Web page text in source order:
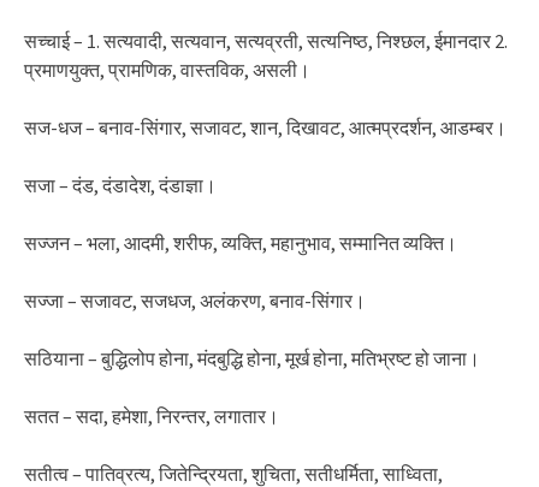
सच्चाई – 1. सत्यवादी, सत्यवान, सत्यव्रती, सत्यनिष्ठ, निश्छल, ईमानदार 2.
प्रमाणयुक्त, प्रामणिक, वास्तविक, असली।
सज-धज – बनाव-सिंगार, सजावट, शान, दिखावट, आत्मप्रदर्शन, आडम्बर।
सजा – दंड, दंडादेश, दंडाज्ञा।
सज्जन – भला, आदमी, शरीफ, व्यक्ति, महानुभाव, सम्मानित व्यक्ति।
सज्जा – सजावट, सजधज, अलंकरण, बनाव-सिंगार।
सठियाना – बुद्धिलोप होना, मंदबुद्धि होना, मूर्ख होना, मतिभ्रष्ट हो जाना।
सतत – सदा, हमेशा, निरन्तर, लगातार।
सतीत्व – पातिव्रत्य, जितेन्द्रियता, शुचिता, सतीधर्मिता, साध्विता,